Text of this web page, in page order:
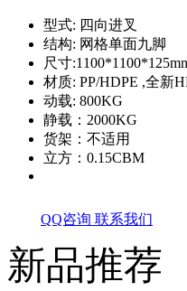
型式: 四向进叉
结构: 网格单面九脚
尺寸
材质: PP/HDPE ,全新
动载: 800KG
静载：2000KG
货架：不适用
立方：0.15CBM
QQ咨询 联系我们
新品推荐